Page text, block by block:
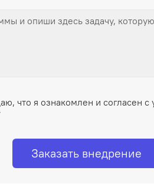
что я ознакомлен и согласен с
Заказать внедрение